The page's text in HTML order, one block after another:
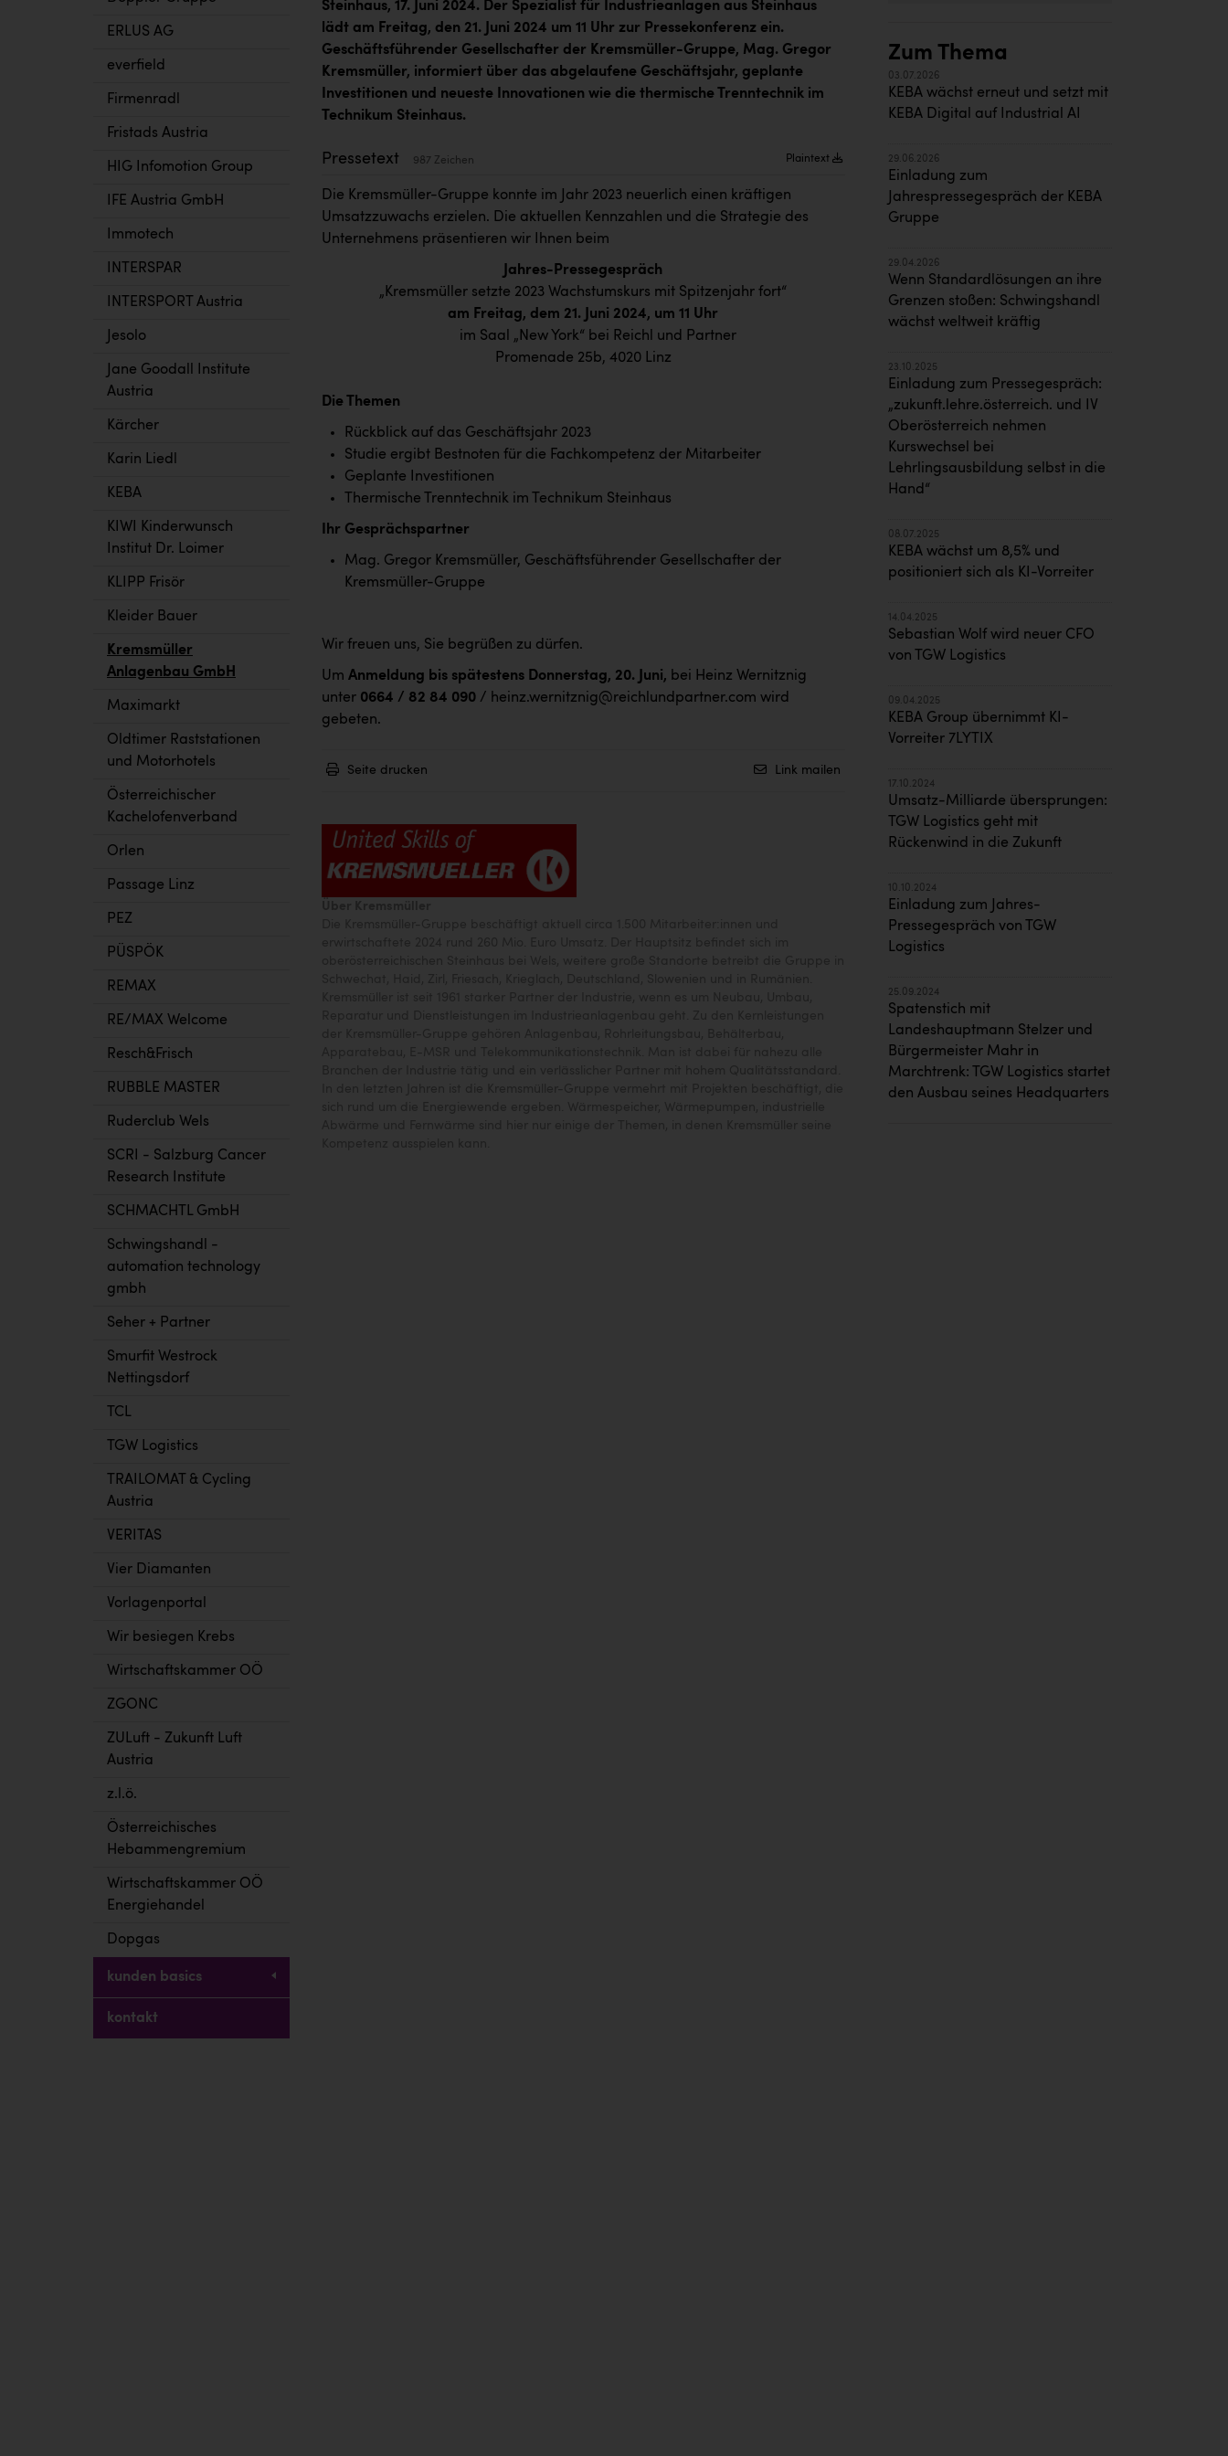
ERLUS AG
everfield
Firmenradl
Fristads Austria
HIG Infomotion Group
IFE Austria GmbH
Immotech
INTERSPAR
INTERSPORT Austria
Jesolo
Jane Goodall Institute
Austria
Kärcher
Karin Liedl
KEBA
KIWI Kinderwunsch
Institut Dr. Loimer
KLIPP Frisör
Kleider Bauer
Kremsmüller
Anlagenbau GmbH
Maximarkt
Oldtimer Raststationen
und Motorhotels
Österreichischer
Kachelofenverband
Orlen
Passage Linz
PEZ
PÜSPÖK
REMAX
RE/MAX Welcome
Resch&Frisch
RUBBLE MASTER
Ruderclub Wels
SCRI - Salzburg Cancer
Research Institute
SCHMACHTL GmbH
Schwingshandl -
automation technology
gmbh
Seher + Partner
Smurfit Westrock
Nettingsdorf
TCL
TGW Logistics
TRAILOMAT & Cycling
Austria
VERITAS
Vier Diamanten
Vorlagenportal
Wir besiegen Krebs
Wirtschaftskammer OÖ
ZGONC
ZULuft - Zukunft Luft
Austria
z.l.ö.
Österreichisches
Hebammengremium
Wirtschaftskammer OÖ
Energiehandel
Dopgas
kunden basics
kontakt
Steinhaus, 17. Juni 2024. Der Spezialist für Industrieanlagen aus Steinhaus
lädt am Freitag, den 21. Juni 2024 um 11 Uhr zur Pressekonferenz ein.
Geschäftsführender Gesellschafter der Kremsmüller-Gruppe, Mag. Gregor
Kremsmüller, informiert über das abgelaufene Geschäftsjahr, geplante
Investitionen und neueste Innovationen wie die thermische Trenntechnik im
Technikum Steinhaus.
Pressetext 987 Zeichen Plaintext
Die Kremsmüller-Gruppe konnte im Jahr 2023 neuerlich einen kräftigen
Umsatzzuwachs erzielen. Die aktuellen Kennzahlen und die Strategie des
Unternehmens präsentieren wir Ihnen beim
Jahres- Pressegespräch
„Kremsmüller setzte 2023 Wachstumskurs mit Spitzenjahr fort“
am Freitag, dem 21. Juni 2024, um 11 Uhr
im Saal „New York“ bei Reichl und Partner
Promenade 25b, 4020 Linz
Die Themen
Rückblick auf das Geschäftsjahr 2023
Studie ergibt Bestnoten für die Fachkompetenz der Mitarbeiter
Geplante Investitionen
Thermische Trenntechnik im Technikum Steinhaus
Ihr Gesprächspartner
Mag. Gregor Kremsmüller, Geschäftsführender Gesellschafter der
Kremsmüller-Gruppe
Wir freuen uns, Sie begrüßen zu dürfen.
Um Anmeldung bis spätestens Donnerstag, 20. Juni, bei Heinz Wernitznig
unter 0664 / 82 84 090 / heinz.wernitznig@reichlundpartner.com wird
gebeten.
Seite drucken Link mailen
Zum Thema
03.07.2026
KEBA wächst erneut und setzt mit
KEBA Digital auf Industrial AI
29.06.2026
Einladung zum
Jahrespressegespräch der KEBA
Gruppe
29.04.2026
Wenn Standardlösungen an ihre
Grenzen stoßen: Schwingshandl
wächst weltweit kräftig
23.10.2025
Einladung zum Pressegespräch:
„zukunft.lehre.österreich. und IV
Oberösterreich nehmen
Kurswechsel bei
Lehrlingsausbildung selbst in die
Hand“
08.07.2025
KEBA wächst um 8,5% und
positioniert sich als KI-Vorreiter
14.04.2025
Sebastian Wolf wird neuer CFO
von TGW Logistics
09.04.2025
KEBA Group übernimmt KI-
Vorreiter 7LYTIX
17.10.2024
Umsatz-Milliarde übersprungen:
TGW Logistics geht mit
Rückenwind in die Zukunft
10.10.2024
Einladung zum Jahres-
Pressegespräch von TGW
Logistics
25.09.2024
Spatenstich mit
Landeshauptmann Stelzer und
Bürgermeister Mahr in
Marchtrenk: TGW Logistics startet
den Ausbau seines Headquarters